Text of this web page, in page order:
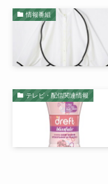
情報番組
テレビ・配信関連情報